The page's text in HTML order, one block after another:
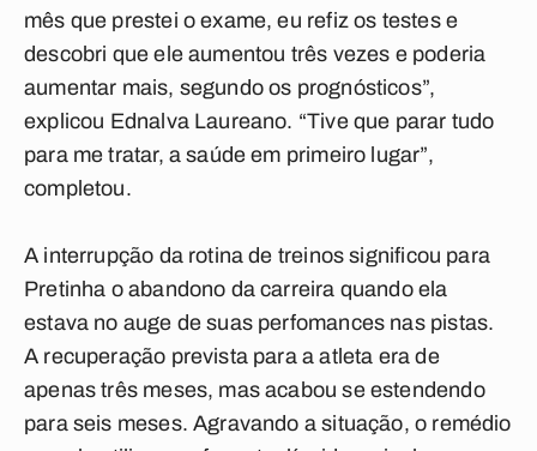
mês que prestei o exame, eu refiz os testes e
descobri que ele aumentou três vezes e poderia
aumentar mais, segundo os prognósticos”,
explicou Ednalva Laureano. “Tive que parar tudo
para me tratar, a saúde em primeiro lugar”,
completou.
A interrupção da rotina de treinos significou para
Pretinha o abandono da carreira quando ela
estava no auge de suas perfomances nas pistas.
A recuperação prevista para a atleta era de
apenas três meses, mas acabou se estendendo
para seis meses. Agravando a situação, o remédio